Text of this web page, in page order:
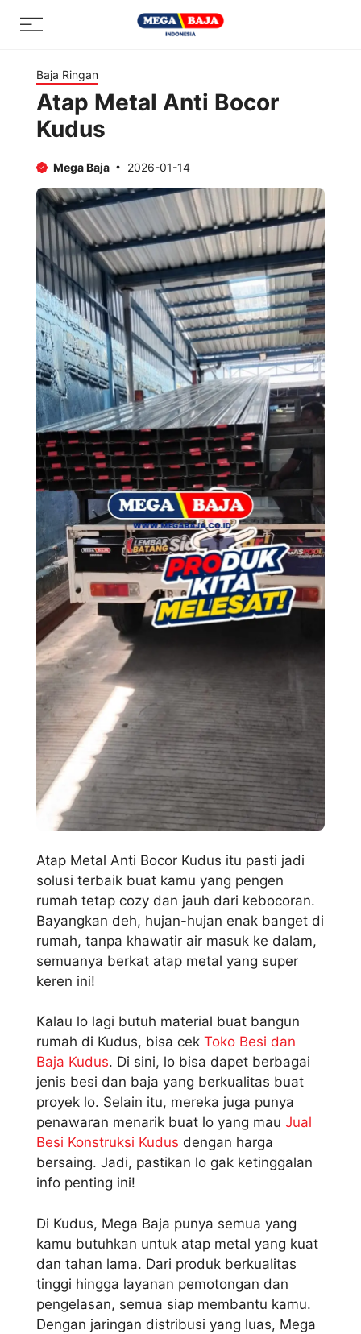
Menu
Baja Ringan
Atap Metal Anti Bocor
Kudus
Mega Baja 2026-01-14
Atap Metal Anti Bocor Kudus itu pasti jadi
solusi terbaik buat kamu yang pengen
rumah tetap cozy dan jauh dari kebocoran.
Bayangkan deh, hujan-hujan enak banget di
rumah, tanpa khawatir air masuk ke dalam,
semuanya berkat atap metal yang super
keren ini!
Kalau lo lagi butuh material buat bangun
rumah di Kudus, bisa cek Toko Besi dan
Baja Kudus. Di sini, lo bisa dapet berbagai
jenis besi dan baja yang berkualitas buat
proyek lo. Selain itu, mereka juga punya
penawaran menarik buat lo yang mau Jual
Besi Konstruksi Kudus dengan harga
bersaing. Jadi, pastikan lo gak ketinggalan
info penting ini!
Di Kudus, Mega Baja punya semua yang
kamu butuhkan untuk atap metal yang kuat
dan tahan lama. Dari produk berkualitas
tinggi hingga layanan pemotongan dan
pengelasan, semua siap membantu kamu.
Dengan jaringan distribusi yang luas, Mega